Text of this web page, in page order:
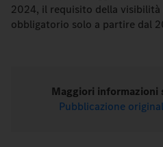
2024, il requisito della
obbligatorio solo a partire dal
Maggiori informazioni
Pubblicazione